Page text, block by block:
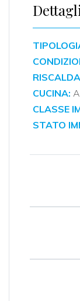
CUCINA:
CLASSE
STATO